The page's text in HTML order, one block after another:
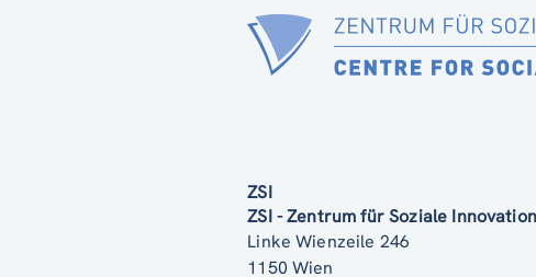
ZSI
ZSI - Zentrum für Soziale
Linke Wienzeile 246
1150 Wien